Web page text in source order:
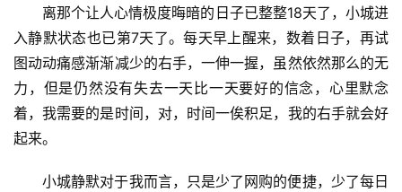
离那个让人心情极度晦暗的日子已整整18天了，小城进
入静默状态也已第7天了。每天早上醒来，数着日子，再试
图动动痛感渐渐减少的右手，一伸一握，虽然依然那么的无
力，但是仍然没有失去一天比一天要好的信念，心里默念
着，我需要的是时间，对，时间一俟积足，我的右手就会好
起来。
小城静默对于我而言，只是少了网购的便捷，少了每日